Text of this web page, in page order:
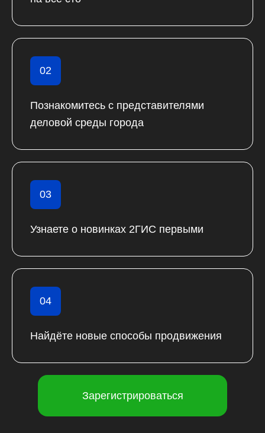
02
Познакомитесь с представителями
деловой среды города
03
Узнаете о новинках 2ГИС первыми
04
Найдёте новые способы продвижения
Зарегистрироваться